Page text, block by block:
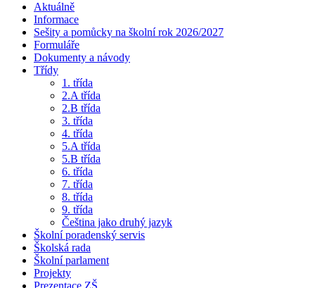
Aktuálně
Informace
Sešity a pomůcky na školní rok 2026/2027
Formuláře
Dokumenty a návody
Třídy
1. třída
2.A třída
2.B třída
3. třída
4. třída
5.A třída
5.B třída
6. třída
7. třída
8. třída
9. třída
Čeština jako druhý jazyk
Školní poradenský servis
Školská rada
Školní parlament
Projekty